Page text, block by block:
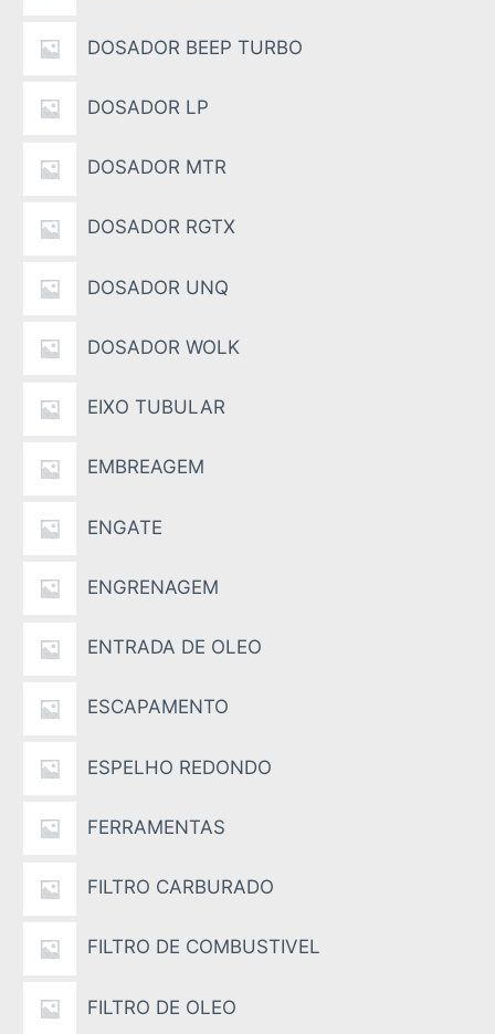
DOSADOR BEEP TURBO
DOSADOR LP
DOSADOR MTR
DOSADOR RGTX
DOSADOR UNQ
DOSADOR WOLK
EIXO TUBULAR
EMBREAGEM
ENGATE
ENGRENAGEM
ENTRADA DE OLEO
ESCAPAMENTO
ESPELHO REDONDO
FERRAMENTAS
FILTRO CARBURADO
FILTRO DE COMBUSTIVEL
FILTRO DE OLEO